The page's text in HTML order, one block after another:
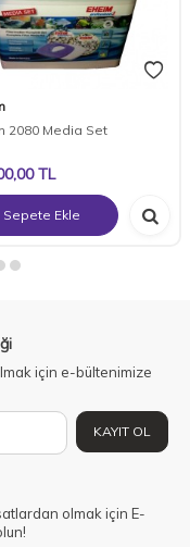
2080 Media Set
TL
Sepete Ekle
için e-bültenimize
KAYIT OL
olmak için E-